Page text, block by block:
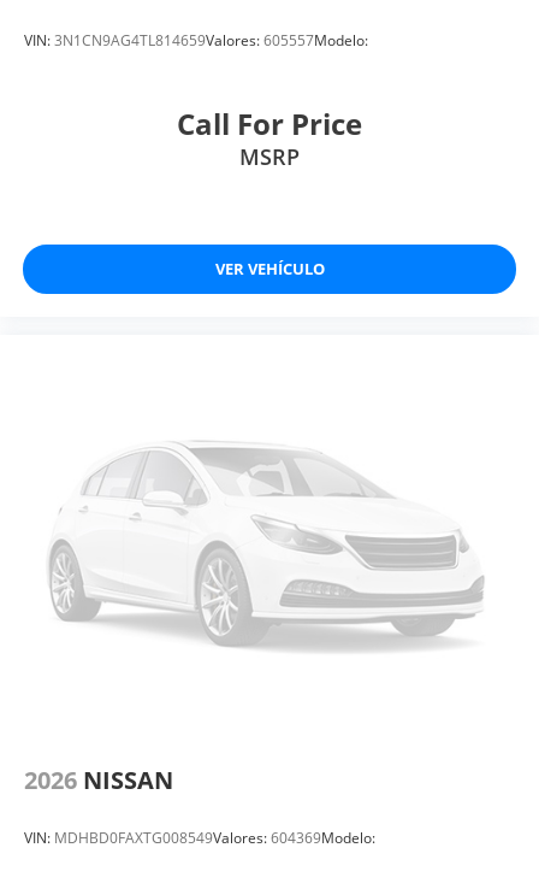
VIN:3N1CN9AG4TL814659Valores:605557Modelo:
Call For Price
MSRP
VER VEHÍCULO
2026 NISSAN
VIN: MDHBD0FAXTG008549Valores:604369Modelo: